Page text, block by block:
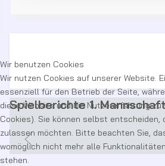
Spielberichte 1.
Wir benutzen Cookies
Wir nutzen Cookies auf unserer Website.
essenziell für den Betrieb der Seite,
diese Website und die Nutzererfahrung zu
Cookies). Sie können selbst entscheiden,
zulassen möchten. Bitte beachten Sie,
womöglich nicht mehr alle
stehen.